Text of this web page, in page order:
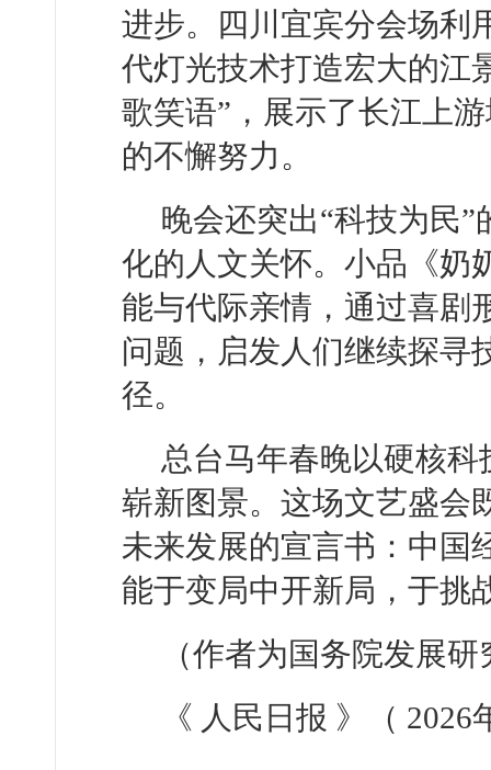
进步。四川宜宾分会场利
代灯光技术打造宏大的江
歌笑语”，展示了长江上
的不懈努力。
晚会还突出“科技为民
化的人文关怀。小品《奶
能与代际亲情，通过喜剧
问题，启发人们继续探寻
径。
总台马年春晚以硬核
崭新图景。这场文艺盛会
未来发展的宣言书：中国
能于变局中开新局，于挑
（作者为国务院发展
《 人民日报 》（